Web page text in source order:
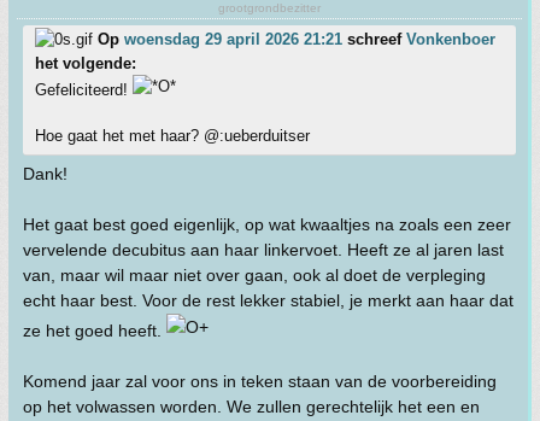
grootgrondbezitter
Op woensdag 29 april 2026 21:21 schreef Vonkenboer
het volgende:
Gefeliciteerd!
Hoe gaat het met haar? @:ueberduitser
Dank!
Het gaat best goed eigenlijk, op wat kwaaltjes na zoals een zeer
vervelende decubitus aan haar linkervoet. Heeft ze al jaren last
van, maar wil maar niet over gaan, ook al doet de verpleging
echt haar best. Voor de rest lekker stabiel, je merkt aan haar dat
ze het goed heeft.
Komend jaar zal voor ons in teken staan van de voorbereiding
op het volwassen worden. We zullen gerechtelijk het een en